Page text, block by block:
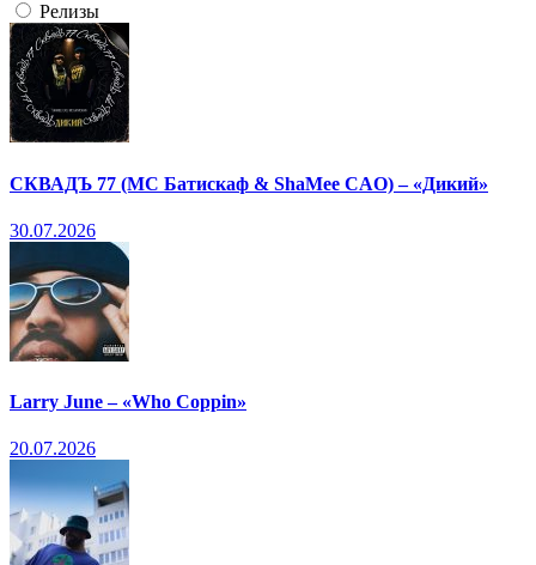
Релизы
СКВАДЪ 77 (МС Батискаф & ShaMee CAO) – «Дикий»
30.07.2026
Larry June – «Who Coppin»
20.07.2026